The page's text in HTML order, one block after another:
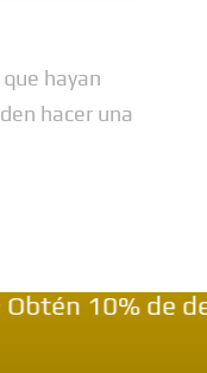
hayan
hacer una
10% de